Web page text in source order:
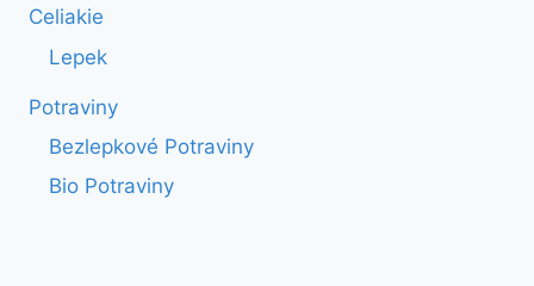
Celiakie
Lepek
Potraviny
Bezlepkové Potraviny
Bio Potraviny